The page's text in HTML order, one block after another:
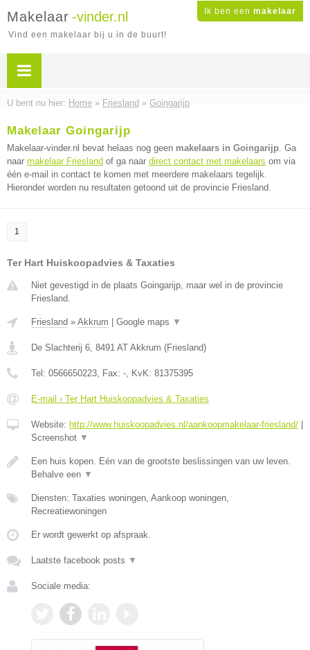
Ik ben een makelaar
Makelaar -vinder.nl
Vind een makelaar bij u in de buurt!
U bent nu hier: Home » Friesland » Goingarijp
Makelaar Goingarijp
Makelaar-vinder.nl bevat helaas nog geen makelaars in Goingarijp. Ga
naar makelaar Friesland of ga naar direct contact met makelaars om via
één e-mail in contact te komen met meerdere makelaars tegelijk.
Hieronder worden nu resultaten getoond uit de provincie Friesland.
1
Ter Hart Huiskoopadvies & Taxaties
Niet gevestigd in de plaats Goingarijp, maar wel in de provincie
Friesland.
Friesland » Akkrum Google maps ▼
De Slachterij 6, 8491 AT Akkrum (Friesland)
Tel: 0566650223, Fax: -, KvK: 81375395
E-mail › Ter Hart Huiskoopadvies & Taxaties
Website: http://www.huiskoopadvies.nl/aankoopmakelaar-friesland/
Screenshot ▼
Een huis kopen. Eén van de grootste beslissingen van uw leven.
Behalve een ▼
Diensten: Taxaties woningen, Aankoop woningen,
Recreatiewoningen
Er wordt gewerkt op afspraak.
Laatste facebook posts ▼
Sociale media: